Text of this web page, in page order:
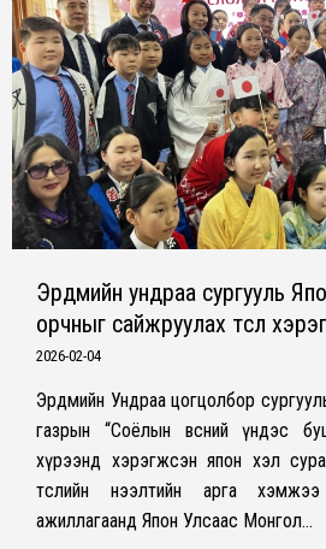
Эрдмийн ундраа сургууль
орчныг сайжруулах төсөл
2026-02-04
Эрдмийн Ундраа цогцолбор
газрын “Соёлын өвсний үндэс
хүрээнд хэрэгжсэн япон хэл
төслийн нээлтийн арга
ажиллагаанд Япон Улсаас Монгол…